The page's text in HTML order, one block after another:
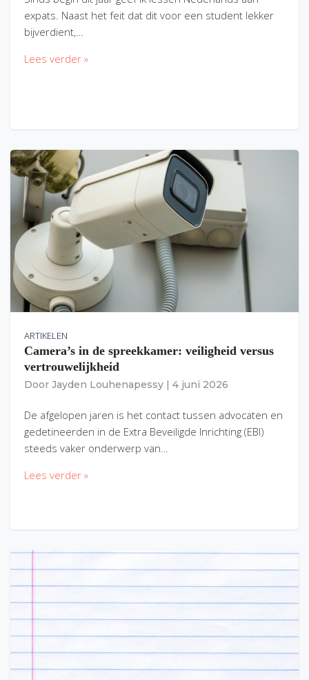
expats. Naast het feit dat dit voor een student lekker
bijverdient,…
Lees verder »
ARTIKELEN
Camera’s in de spreekkamer: veiligheid versus
vertrouwelijkheid
Door Jayden Louhenapessy 4 juni 2026
De afgelopen jaren is het contact tussen advocaten en
gedetineerden in de Extra Beveiligde Inrichting (EBI)
steeds vaker onderwerp van…
Lees verder »